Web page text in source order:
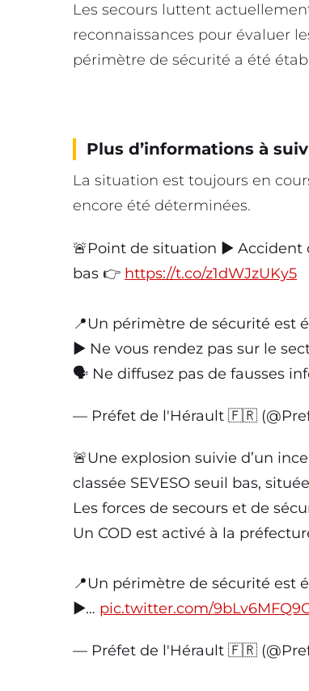
Les secours luttent
reconnaissances pour évaluer
périmètre de sécurité a été
Plus d’informations à
La situation est toujours en
encore été déterminées.
🚨Point de situation ▶️ Accident
bas 👉 https://t.co/z1dWJzUKy5
📍Un périmètre de sécurité est
▶️ Ne vous rendez pas sur le
🗣️ Ne diffusez pas de fausses
— Préfet de l'Hérault 🇫🇷
🚨Une explosion suivie d’un
classée SEVESO seuil bas,
Les forces de secours et de
Un COD est activé à la
📍Un périmètre de sécurité est
▶️… pic.twitter.com/
— Préfet de l'Hérault 🇫🇷